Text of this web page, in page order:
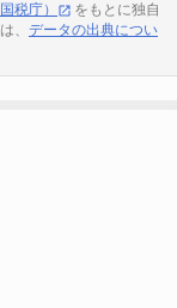
税庁）
をもとに独自
、 データの出典につい